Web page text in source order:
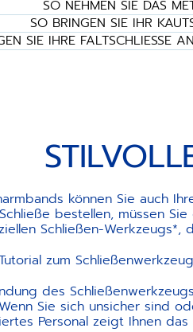
SO NEHMEN SIE DAS
SO BRINGEN SIE IHR
SIE IHRE FALTSCHLIESSE
können Sie auch
bestellen, müssen
Schließen-
zum
des
Sie sich unsicher sind
Personal zeigt Ihnen